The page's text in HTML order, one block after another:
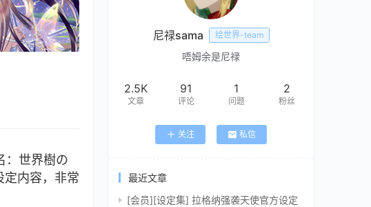
：世界樹の
内容，非常
尼禄sama 绘世界-team
唔姆余是尼禄
2.5K
文章
91
评论
1
问题
2
粉丝
关注 私信
最近文章
[会员][设定集] 拉格纳强袭天使官方设定